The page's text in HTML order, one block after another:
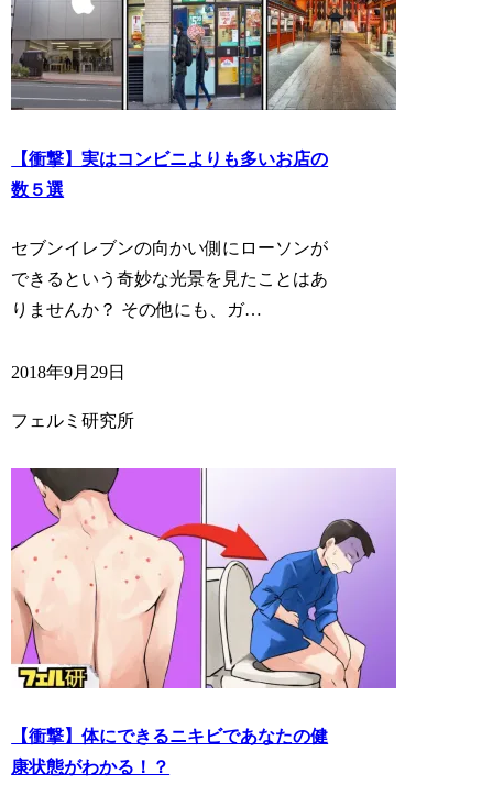
【衝撃】実はコンビニよりも多いお店の
数５選
セブンイレブンの向かい側にローソンが
できるという奇妙な光景を見たことはあ
りませんか？ その他にも、ガ…
2018年9月29日
フェルミ研究所
【衝撃】体にできるニキビであなたの健
康状態がわかる！？